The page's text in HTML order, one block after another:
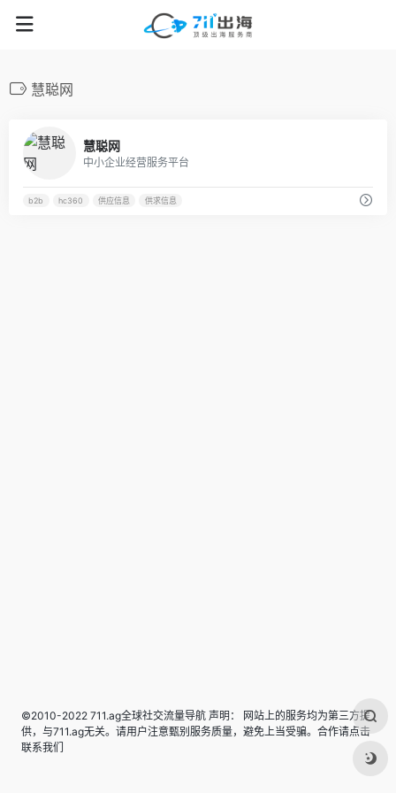
慧聪网
慧聪网
中小企业经营服务平台
b2b hc360 供应信息 供求信息
©2010-2022 711.ag全球社交流量导航 声明： 网站上的服务均为第三方提
供，与711.ag无关。请用户注意甄别服务质量，避免上当受骗。合作请点击
联系我们